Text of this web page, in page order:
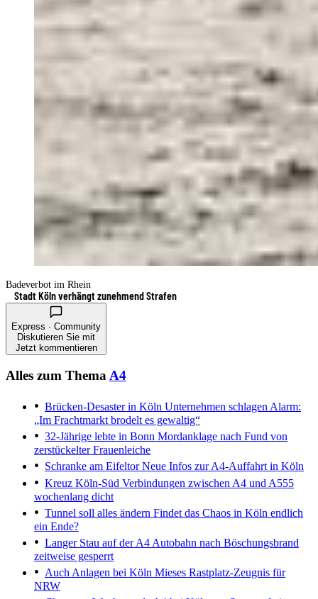
Badeverbot im Rhein
Stadt Köln verhängt zunehmend Strafen
Express · Community
Diskutieren Sie mit
Jetzt kommentieren
Alles zum ThemaA4
Brücken-Desaster in Köln Unternehmen schlagen Alarm:
„Im Frachtmarkt brodelt es gewaltig“
32-Jährige lebte in Bonn Mordanklage nach Fund von
zerstückelter Frauenleiche
Schranke am EifeltorNeue Infos zur A4-Auffahrt in Köln
Kreuz Köln-Süd Verbindungen zwischen A4 und A555
wochenlang dicht
Tunnel soll alles ändern Findet das Chaos in Köln endlich
ein Ende?
Langer Stau auf der A4 Autobahn nach Böschungsbrand
zeitweise gesperrt
Auch Anlagen bei Köln Mieses Rastplatz-Zeugnis für
NRW